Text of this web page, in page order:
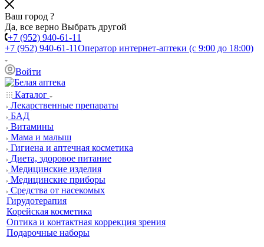
Ваш город ?
Да, все верно Выбрать другой
+7 (952) 940-61-11
+7 (952) 940-61-11Оператор интернет-аптеки (с 9:00 до 18:00)
Войти
Каталог
Лекарственные препараты
БАД
Витамины
Мама и малыш
Гигиена и аптечная косметика
Диета, здоровое питание
Медицинские изделия
Медицинские приборы
Средства от насекомых
Гирудотерапия
Корейская косметика
Оптика и контактная коррекция зрения
Подарочные наборы